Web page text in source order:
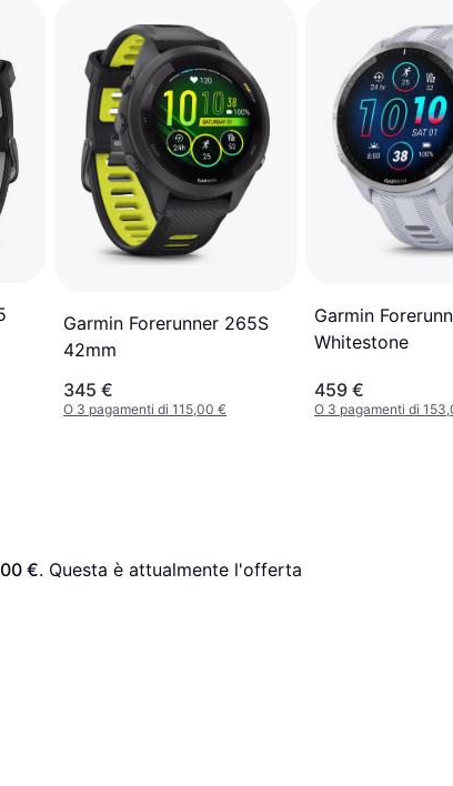
Garmin Forerunner 265S
42mm
345 €
O 3 pagamenti di 115,00 €
Garmin
Whitestone
459 €
O 3 pagamenti di
€. Questa è attualmente l'offerta